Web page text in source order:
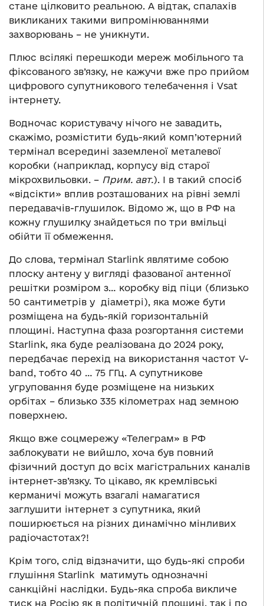
стане цілковито реальною. А відтак, спалахів
викликаних такими випромінюваннями
захворювань – не уникнути.
Плюс всілякі перешкоди мереж мобільного та
фіксованого зв’язку, не кажучи вже про прийом
цифрового супутникового телебачення і Vsat
інтернету.
Водночас користувачу нічого не завадить,
скажімо, розмістити будь-який комп’ютерний
термінал всередині заземленої металевої
коробки (наприклад, корпусу від старої
мікрохвильовки. – Прим. авт.). І в такий спосіб
«відсікти» вплив розташованих на рівні землі
передавачів-глушилок. Відомо ж, що в РФ на
кожну глушилку знайдеться по три вмільці
обійти її обмеження.
До слова, термінал Starlink являтиме собою
плоску антену у вигляді фазованої антенної
решітки розміром з… коробку від піци (близько
50 сантиметрів у діаметрі), яка може бути
розміщена на будь-якій горизонтальній
площині. Наступна фаза розгортання системи
Starlink, яка буде реалізована до 2024 року,
передбачає перехід на використання частот V-
band, тобто 40 … 75 ГГц. А супутникове
угруповання буде розміщене на низьких
орбітах – близько 335 кілометрах над земною
поверхнею.
Якщо вже соцмережу «Телеграм» в РФ
заблокувати не вийшло, хоча був повний
фізичний доступ до всіх магістральних каналів
інтернет-зв’язку. То цікаво, як кремлівські
керманичі можуть взагалі намагатися
заглушити інтернет з супутника, який
поширюється на різних динамічно мінливих
радіочастотах?!
Крім того, слід відзначити, що будь-які спроби
глушіння Starlink матимуть однозначні
санкційні наслідки. Будь-яка спроба викличе
тиск на Росію як в політичній площині, так і по